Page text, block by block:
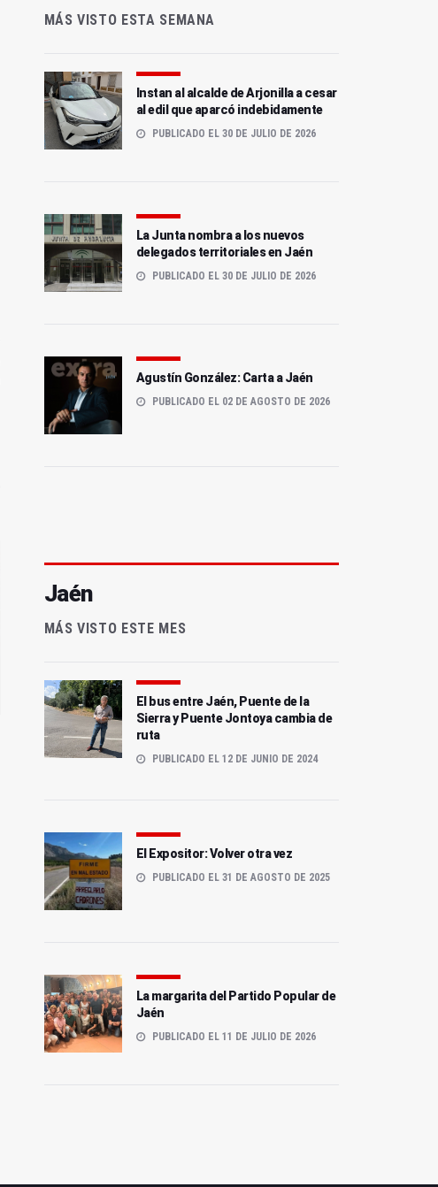
conflicto con Ucrania
MÁS VISTO ESTA SEMANA
Instan al alcalde de Arjonilla a cesar
al edil que aparcó indebidamente
PUBLICADO EL 30 DE JULIO DE 2026
La Junta nombra a los nuevos
delegados territoriales en Jaén
PUBLICADO EL 30 DE JULIO DE 2026
Agustín González: Carta a Jaén
PUBLICADO EL 02 DE AGOSTO DE 2026
Jaén
MÁS VISTO ESTE MES
El bus entre Jaén, Puente de la
Sierra y Puente Jontoya cambia de
ruta
PUBLICADO EL 12 DE JUNIO DE 2024
El Expositor: Volver otra vez
PUBLICADO EL 31 DE AGOSTO DE 2025
La margarita del Partido Popular de
Jaén
PUBLICADO EL 11 DE JULIO DE 2026